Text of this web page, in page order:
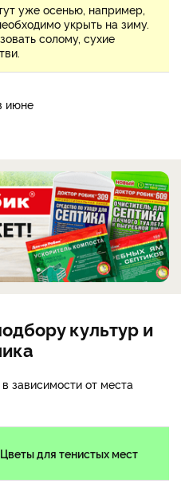
уже осенью, например,
укрыть на зиму.
солому, сухие
культур и
зависимости от места
Цветы для тенистых мест